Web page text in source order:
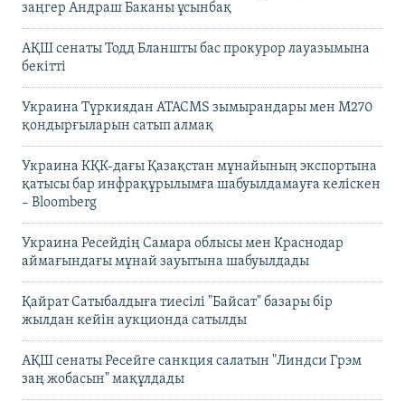
заңгер Андраш Баканы ұсынбақ
АҚШ сенаты Тодд Бланшты бас прокурор лауазымына
бекітті
Украина Түркиядан ATACMS зымырандары мен M270
қондырғыларын сатып алмақ
Украина КҚК-дағы Қазақстан мұнайының экспортына
қатысы бар инфрақұрылымға шабуылдамауға келіскен
– Bloomberg
Украина Ресейдің Самара облысы мен Краснодар
аймағындағы мұнай зауытына шабуылдады
Қайрат Сатыбалдыға тиесілі "Байсат" базары бір
жылдан кейін аукционда сатылды
АҚШ сенаты Ресейге санкция салатын "Линдси Грэм
заң жобасын" мақұлдады